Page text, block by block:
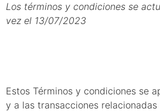
Los términos y condiciones se
vez el 13/07/2023
Estos Términos y condiciones se
y a las transacciones